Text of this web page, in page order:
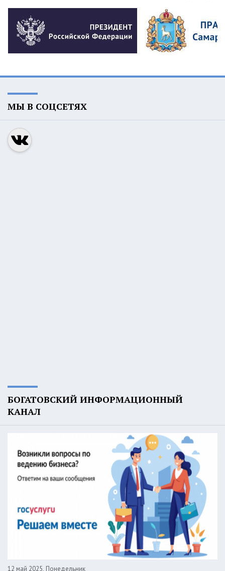
МЫ В СОЦСЕТЯХ
БОГАТОВСКИЙ ИНФОРМАЦИОННЫЙ
КАНАЛ
12 май 2025, Понедельник